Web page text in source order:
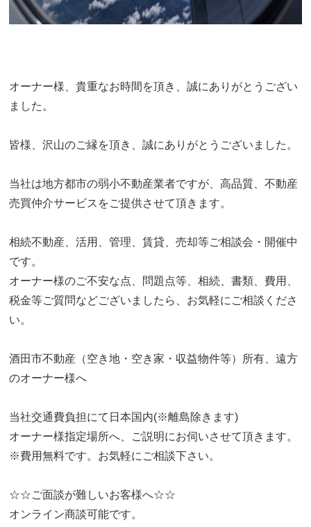
オーナー様、貴重なお時間を頂き、誠にありがとうござい
ました。
皆様、沢山のご縁を頂き、誠にありがとうございました。
当社は地方都市の弱小不動産業者ですが、高品質、不動産
売買仲介サービスをご提供させて頂きます。
相続不動産、活用、管理、賃貸、売却等ご相談会・開催中
です。
オーナー様のご不安な点、問題点等、相続、書類、費用、
税金等ご質問などございましたら、お気軽にご相談くださ
い。
酒田市不動産（空き地・空き家・収益物件等）所有、遠方
のオーナー様へ
当社交通費負担にて日本国内(※離島除きます)
オーナー様指定場所へ、ご説明にお伺いさせて頂きます。
※費用無料です。お気軽にご相談下さい。
☆☆ご面談が難しいお客様へ☆☆
オンライン商談可能です。